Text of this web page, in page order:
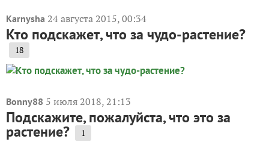
Karnysha 24 августа 2015, 00:34
Кто подскажет, что за чудо-растение?
18
Bonny88 5 июля 2018, 21:13
Подскажите, пожалуйста, что это за
растение? 1